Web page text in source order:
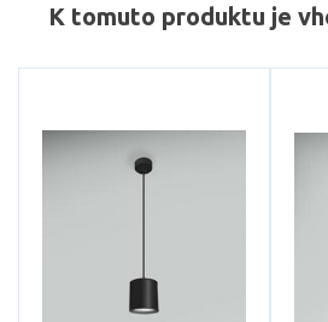
K tomuto produktu je